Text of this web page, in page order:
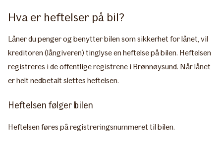
Hva er heftelser på bil?
Låner du penger og benytter bilen som sikkerhet for lånet, vil
kreditoren (långiveren) tinglyse en heftelse på bilen. Heftelsen
registreres i de offentlige registrene i Brønnøysund. Når lånet
er helt nedbetalt slettes heftelsen.
Heftelsen følger bilen
Heftelsen føres på registreringsnummeret til bilen.